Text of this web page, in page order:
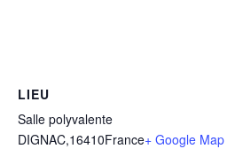
LIEU
Salle polyvalente
DIGNAC,16410France+ Google Map